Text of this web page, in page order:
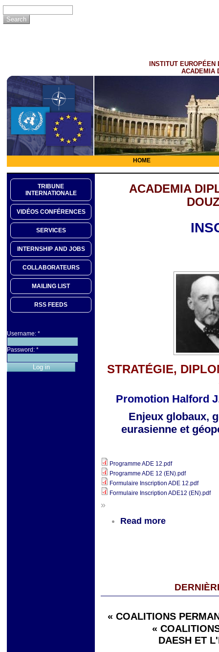
INSTITUT EUROPÉEN
ACADEMIA
HOME
TRIBUNE
INTERNATIONALE
VIDÉOS CONFÉRENCES
SERVICES
INTERNSHIP AND JOBS
COLLABORATEURS
MAILING LIST
RSS FEEDS
Username: *
Password: *
ACADEMIA
STRATÉGIE,
Promotion Halford
Enjeux globaux,
eurasienneet
Programme ADE 12.pdf
Programme ADE 12 (EN).pdf
Formulaire Inscription ADE 12.pdf
Formulaire Inscription ADE12 (EN).pdf
»
Read more
« COALITIONS
«
DAESH ET